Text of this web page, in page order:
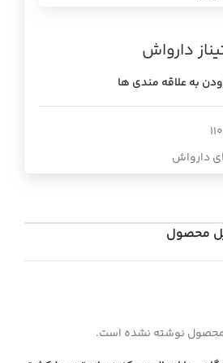
دارواش
به علاقه مندی ها
دارواش
محصول
نوشته نشده است.